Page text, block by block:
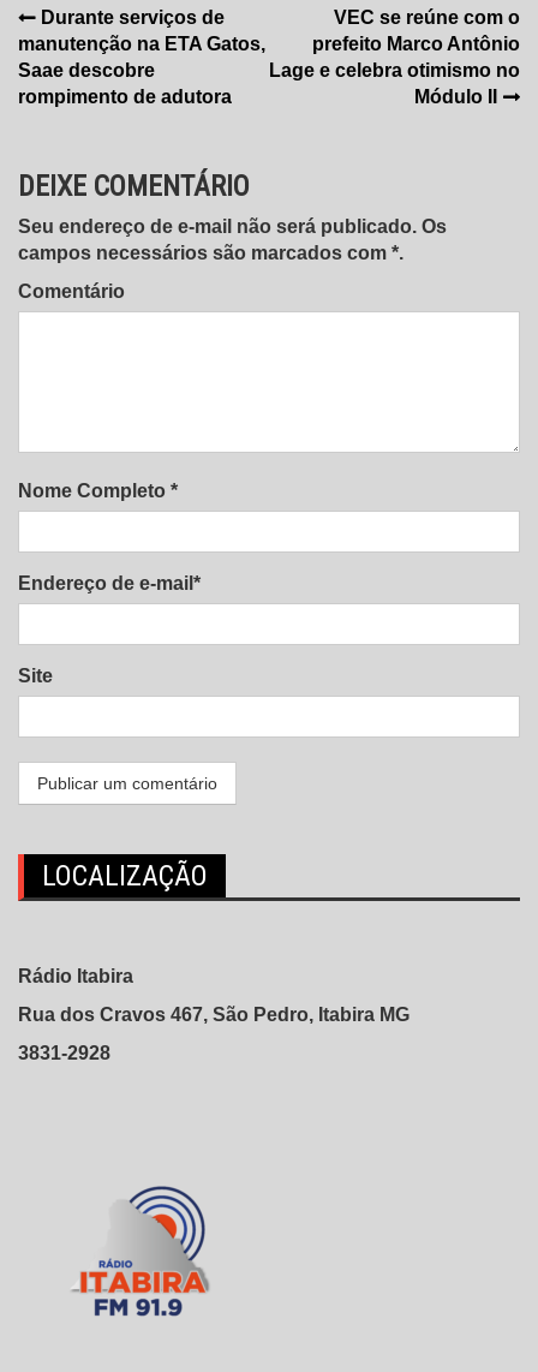
Navegação
de
Post
Durante serviços de
manutenção na ETA Gatos,
Saae descobre
rompimento de adutora
VEC se reúne com o
prefeito Marco Antônio
Lage e celebra otimismo no
Módulo II
DEIXE COMENTÁRIO
Seu endereço de e-mail não será publicado. Os
campos necessários são marcados com *.
Comentário
Nome Completo *
Endereço de e-mail*
Site
LOCALIZAÇÃO
Rádio Itabira
Rua dos Cravos 467, São Pedro, Itabira MG
3831-2928